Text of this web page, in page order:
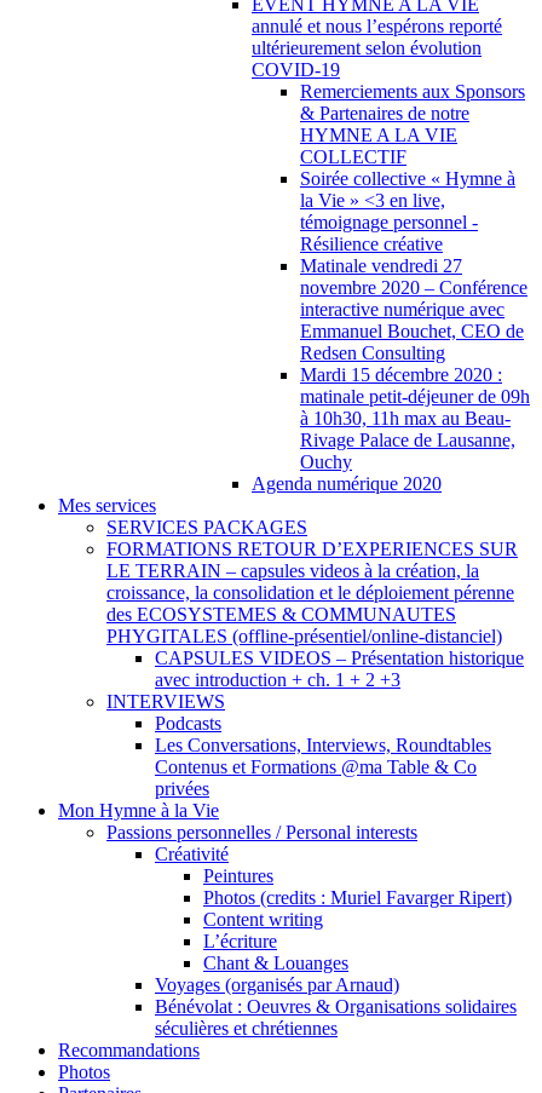
EVENT HYMNE A LA VIE
annulé et nous l’espérons reporté
ultérieurement selon évolution
COVID-19
Remerciements aux Sponsors
& Partenaires de notre
HYMNE A LA VIE
COLLECTIF
Soirée collective « Hymne à
la Vie » <3 en live,
témoignage personnel -
Résilience créative
Matinale vendredi 27
novembre 2020 – Conférence
interactive numérique avec
Emmanuel Bouchet, CEO de
Redsen Consulting
Mardi 15 décembre 2020 :
matinale petit-déjeuner de 09h
à 10h30, 11h max au Beau-
Rivage Palace de Lausanne,
Ouchy
Agenda numérique 2020
Mes services
SERVICES PACKAGES
FORMATIONS RETOUR D’EXPERIENCES SUR
LE TERRAIN – capsules videos à la création, la
croissance, la consolidation et le déploiement pérenne
des ECOSYSTEMES & COMMUNAUTES
PHYGITALES (offline-présentiel/online-distanciel)
CAPSULES VIDEOS – Présentation historique
avec introduction + ch. 1 + 2 +3
INTERVIEWS
Podcasts
Les Conversations, Interviews, Roundtables
Contenus et Formations @ma Table & Co
privées
Mon Hymne à la Vie
Passions personnelles / Personal interests
Créativité
Peintures
Photos (credits : Muriel Favarger Ripert)
Content writing
L’écriture
Chant & Louanges
Voyages (organisés par Arnaud)
Bénévolat : Oeuvres & Organisations solidaires
séculières et chrétiennes
Recommandations
Photos